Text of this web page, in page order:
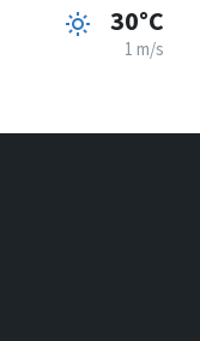
30°C
1 m/s